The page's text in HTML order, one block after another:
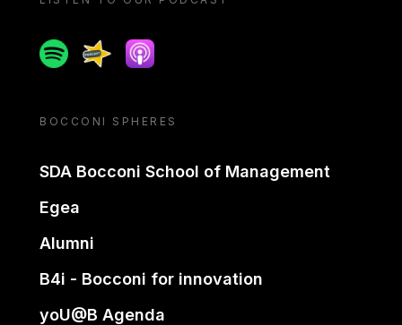
SpotifySpreakerApple podcast
BOCCONI SPHERES
SDA Bocconi School of Management
Egea
Alumni
B4i - Bocconi for innovation
yoU@B Agenda